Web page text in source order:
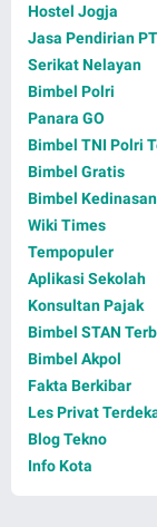
Hostel Jogja
Jasa Pendirian PT
Serikat Nelayan
Bimbel Polri
Panara GO
Bimbel TNI Polri
Bimbel Gratis
Bimbel
Wiki Times
Tempopuler
Aplikasi Sekolah
Konsultan Pajak
Bimbel STAN
Bimbel Akpol
Fakta Berkibar
Les Privat
Blog Tekno
Info Kota